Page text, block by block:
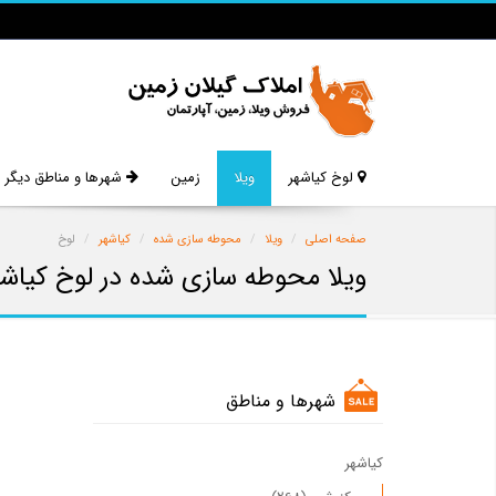
لوخ کیاشهر ویلا زمین شهرها و مناطق دیگر
صفحه اصلی ویلا محوطه سازی شده کیاشهر لوخ
ویلا محوطه سازی شده در لوخ
شهرها و مناطق
کیاشهر